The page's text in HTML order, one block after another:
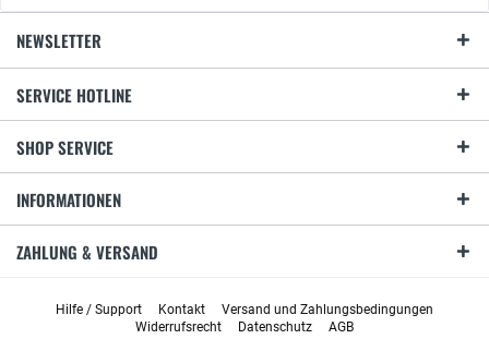
NEWSLETTER
SERVICE HOTLINE
SHOP SERVICE
INFORMATIONEN
ZAHLUNG & VERSAND
Hilfe / Support Kontakt
Versand und Zahlungsbedingungen
Widerrufsrecht
Datenschutz AGB